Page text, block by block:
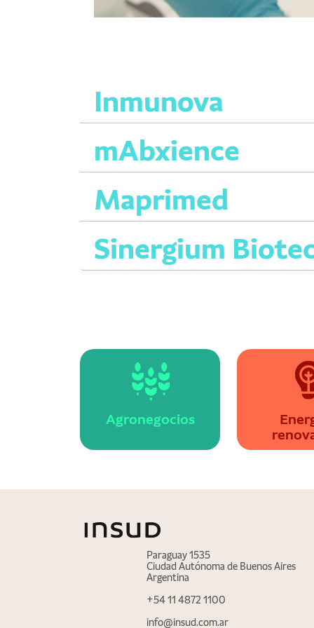
Inmunova
mAbxience
Maprimed
Sinergium
Agronegocios
Paraguay 1535
Ciudad Autónoma de Buenos Aires
Argentina
+54 11 4872 1100
info@insud.com.ar